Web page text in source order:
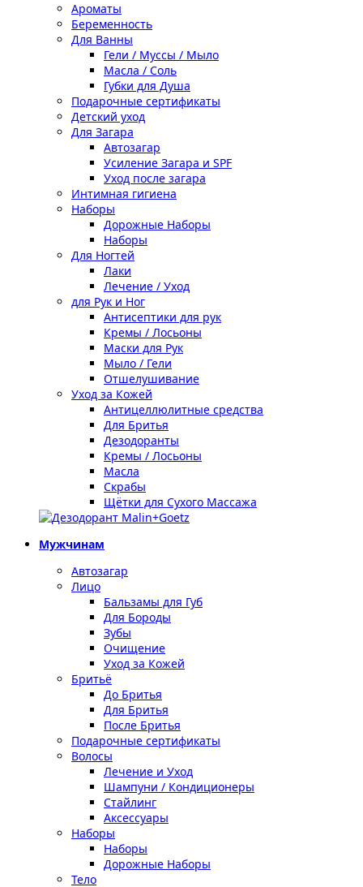
Ароматы
Беременность
Для Ванны
Гели / Муссы / Мыло
Масла / Соль
Губки для Душа
Подарочные сертификаты
Детский уход
Для Загара
Автозагар
Усиление Загара и SPF
Уход после загара
Интимная гигиена
Наборы
Дорожные Наборы
Наборы
Для Ногтей
Лаки
Лечение / Уход
для Рук и Ног
Антисептики для рук
Кремы / Лосьоны
Маски для Рук
Мыло / Гели
Отшелушивание
Уход за Кожей
Антицеллюлитные средства
Для Бритья
Дезодоранты
Кремы / Лосьоны
Масла
Скрабы
Щётки для Сухого Массажа
Мужчинам
Автозагар
Лицо
Бальзамы для Губ
Для Бороды
Зубы
Очищение
Уход за Кожей
Бритьё
До Бритья
Для Бритья
После Бритья
Подарочные сертификаты
Волосы
Лечение и Уход
Шампуни / Кондиционеры
Стайлинг
Аксессуары
Наборы
Наборы
Дорожные Наборы
Тело